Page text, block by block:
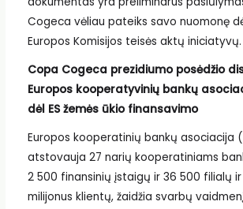
Cogeca vėliau pateiks savo nuomonę
Europos Komisijos teisės aktų iniciatyvų.
Copa Cogeca prezidiumo posėdžio
Europos kooperatyvinių bankų
dėl ES žemės ūkio finansavimo
Europos kooperatinių bankų asociacija
atstovauja 27 narių kooperatiniams
2 500 finansinių įstaigų ir 36 500 filialų
milijonus klientų, žaidžia svarbų